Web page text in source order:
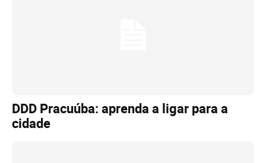
DDD Pracuúba: aprenda a ligar para a
cidade